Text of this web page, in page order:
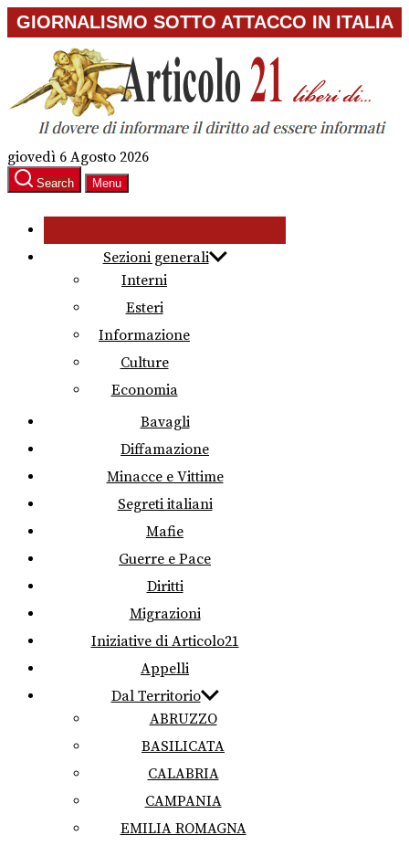
Skip
to
content
GIORNALISMO SOTTO ATTACCO IN ITALIA
giovedì 6 Agosto 2026
Search Menu
Sezioni generali
Interni
Esteri
Informazione
Culture
Economia
Bavagli
Diffamazione
Minacce e Vittime
Segreti italiani
Mafie
Guerre e Pace
Diritti
Migrazioni
Iniziative di Articolo21
Appelli
Dal Territorio
ABRUZZO
BASILICATA
CALABRIA
CAMPANIA
EMILIA ROMAGNA